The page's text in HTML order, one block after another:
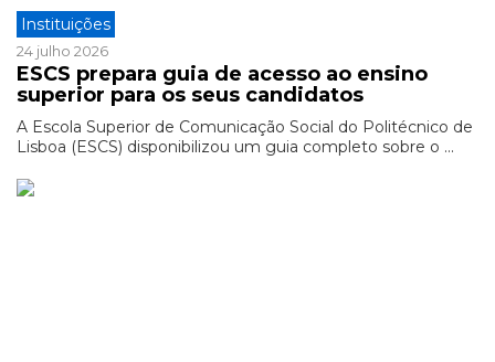
Instituições
24 julho 2026
ESCS prepara guia de acesso ao ensino
superior para os seus candidatos
A Escola Superior de Comunicação Social do Politécnico de
Lisboa (ESCS) disponibilizou um guia completo sobre o ...